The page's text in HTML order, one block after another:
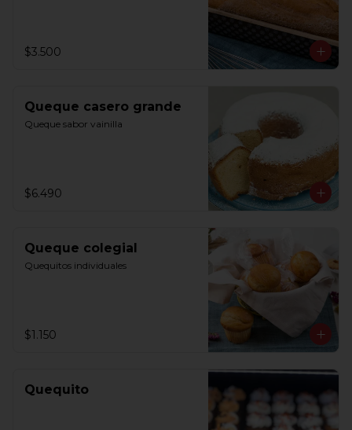
$3.500
Queque casero grande
Queque sabor vainilla
$6.490
Queque colegial
Quequitos individuales
$1.150
Quequito